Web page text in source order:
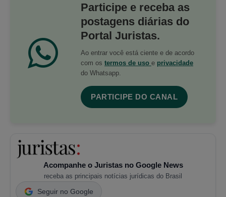
Participe e receba as
postagens diárias do
Portal Juristas.
Ao entrar você está ciente e de acordo
com os termos de uso e privacidade
do Whatsapp.
PARTICIPE DO CANAL
Acompanhe o Juristas no Google News
receba as principais notícias jurídicas do Brasil
Seguir no Google